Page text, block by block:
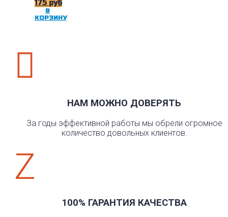
175 руб
В
КОРЗИНУ

НАМ МОЖНО ДОВЕРЯТЬ
За годы эффективной работы мы обрели огромное
количество довольных клиентов.
Z
100% ГАРАНТИЯ КАЧЕСТВА